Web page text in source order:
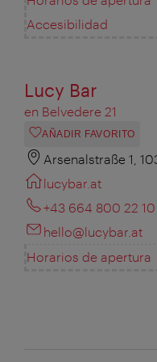
Accesibilidad
Lucy Bar
en Belvedere 21
AÑADIR FAVORITO
Arsenalstraße 1,
lucybar.at
+43 664 800 22
hello@lucybar.at
Horarios de apertura